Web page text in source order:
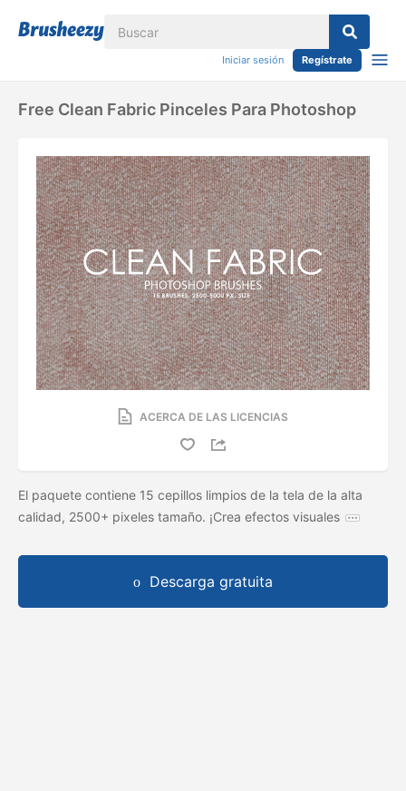
Iniciar sesión Regístrate
Free Clean Fabric Pinceles Para Photoshop
ACERCA DE LAS LICENCIAS
El paquete contiene 15 cepillos limpios de la tela de la alta
calidad, 2500+ pixeles tamaño. ¡Crea efectos visuales
Descarga gratuita